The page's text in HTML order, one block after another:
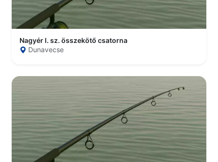
Nagyér I. sz. összekötő csatorna
Dunavecse